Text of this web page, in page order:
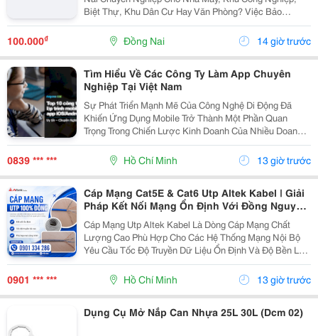
Biệt Thự, Khu Dân Cư Hay Văn Phòng? Việc Bảo
Dưỡng Định Kỳ Giúp Duy Trì Vẻ Đẹp Cảnh Quan, Đảm
Bảo Cây Xanh Phát Triển Khỏe Mạnh Và Nâng Cao Hình
Ảnh Cho...
100.000₫ Đồng Nai 14 giờ trước
Tìm Hiểu Về Các Công Ty Làm App Chuyên
Nghiệp Tại Việt Nam
Sự Phát Triển Mạnh Mẽ Của Công Nghệ Di Động Đã
Khiến Ứng Dụng Mobile Trở Thành Một Phần Quan
Trọng Trong Chiến Lược Kinh Doanh Của Nhiều Doanh
Nghiệp. Từ Bán Hàng, Quản Lý Nội Bộ, Chăm Sóc
Khách Hàng Đến Xây Dựng Hệ Sinh Thái Số, Một Ứng
Dụng Được...
0839 *** *** Hồ Chí Minh 13 giờ trước
Cáp Mạng Cat5E & Cat6 Utp Altek Kabel | Giải
Pháp Kết Nối Mạng Ổn Định Với Đồng Nguyên
Chất 100%
Cáp Mạng Utp Altek Kabel Là Dòng Cáp Mạng Chất
Lượng Cao Phù Hợp Cho Các Hệ Thống Mạng Nội Bộ
Yêu Cầu Tốc Độ Truyền Dữ Liệu Ổn Định Và Độ Bền Lâu
Dài. Sản Phẩm Sử Dụng Ruột Dẫn Đồng Nguyên Chất
100% Kết Hợp 4 Cặp Dây Xoắn Giúp Giảm Nhiễu Xuyên
0901 *** *** Hồ Chí Minh 13 giờ trước
Dụng Cụ Mở Nắp Can Nhựa 25L 30L (Dcm 02)